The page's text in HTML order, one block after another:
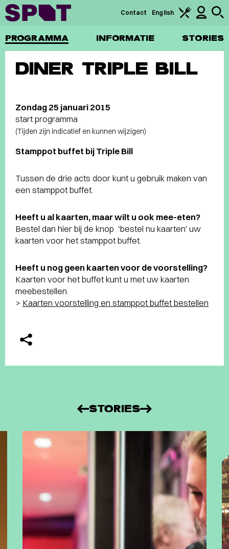
PROGRAMMA INFORMATIE STORIES
Contact English
DINER TRIPLE BILL
Zondag 25 januari 2015
start programma
(Tijden zijn indicatief en kunnen wijzigen)
Stamppot buffet bij Triple Bill
Tussen de drie acts door kunt u gebruik maken van
een stamppot buffet.
Heeft u al kaarten, maar wilt u ook mee-eten?
Bestel dan hier bij de knop ‘bestel nu kaarten’ uw
kaarten voor het stamppot buffet.
Heeft u nog geen kaarten voor de voorstelling?
Kaarten voor het buffet kunt u met uw kaarten
meebestellen.
> Kaarten voorstelling en stamppot buffet bestellen
STORIES